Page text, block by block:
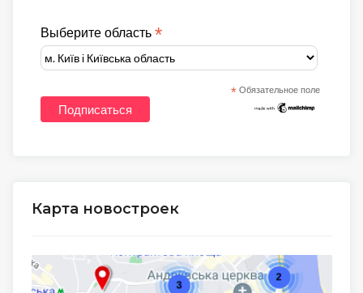
Выберите область *
* Обязательное поле
Карта новостроек